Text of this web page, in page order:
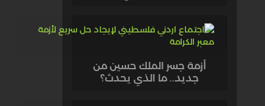
أزمة جسر الملك حسين من
جديد.. ما الذي يحدث؟